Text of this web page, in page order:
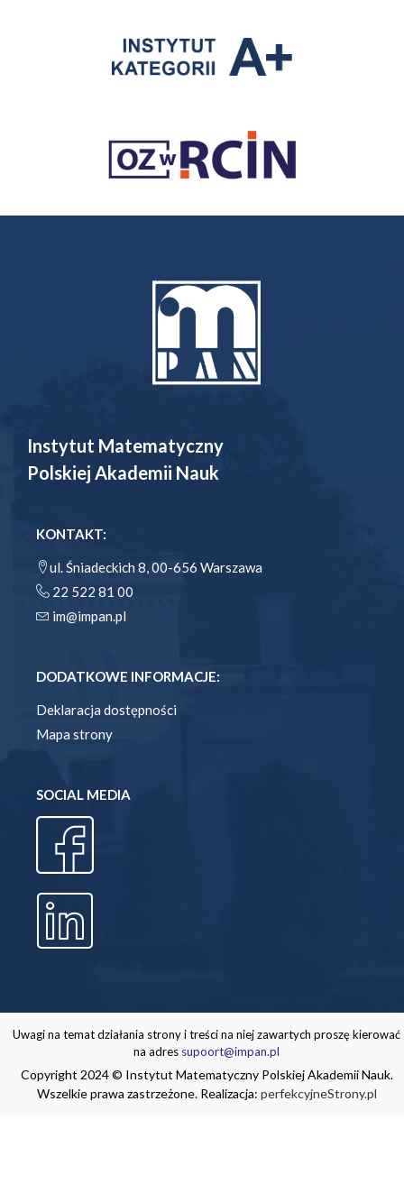
Instytut Matematyczny
Polskiej Akademii Nauk
KONTAKT:
ul. Śniadeckich 8, 00-656 Warszawa
22 522 81 00
im@impan.pl
DODATKOWE INFORMACJE:
Deklaracja dostępności
Mapa strony
SOCIAL MEDIA
Uwagi na temat działania strony i treści na niej zawartych proszę kierować
na adres supoort@impan.pl
Copyright 2024 © Instytut Matematyczny Polskiej Akademii Nauk.
Wszelkie prawa zastrzeżone. Realizacja: perfekcyjneStrony.pl